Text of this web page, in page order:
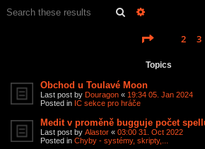
Search
Page 1of 12
2 3
Topics
Obchod u Toulavé Moon
Last post by Douragon « 19:34 05. Jan 2024
Posted in IC sekce pro hráče
Medit v proměně bugguje počet
Last post by Alastor « 03:00 31. Oct 2022
Posted in Chyby - systémy, skripty,...